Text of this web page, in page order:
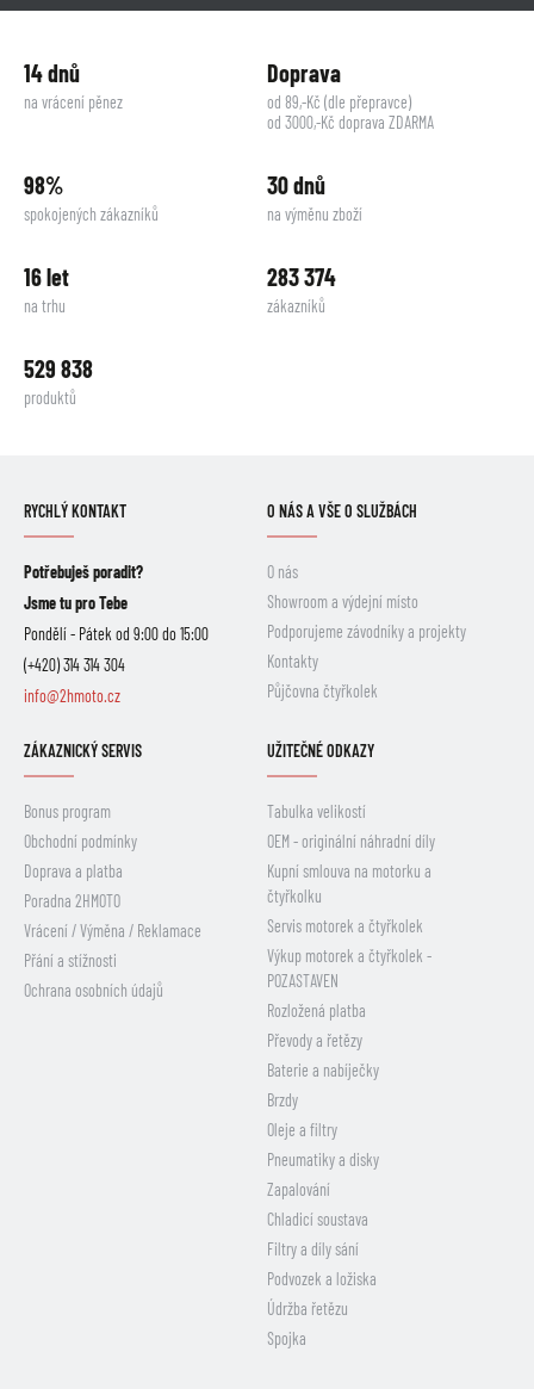
14 dnů
na vrácení pěnez
Doprava
od 89,-Kč (dle přepravce)
od 3000,-Kč doprava ZDARMA
98%
spokojených zákazníků
30 dnů
na výměnu zboží
16 let
na trhu
283 374
zákazníků
529 838
produktů
RYCHLÝ KONTAKT
Potřebuješ poradit?
Jsme tu pro Tebe
Pondělí - Pátek od 9:00 do 15:00
(+420) 314 314 304
info@2hmoto.cz
O NÁS A VŠE O SLUŽBÁCH
O nás
Showroom a výdejní místo
Podporujeme závodníky a projekty
Kontakty
Půjčovna čtyřkolek
ZÁKAZNICKÝ SERVIS
Bonus program
Obchodní podmínky
Doprava a platba
Poradna 2HMOTO
Vrácení / Výměna / Reklamace
Přání a stížnosti
Ochrana osobních údajů
UŽITEČNÉ ODKAZY
Tabulka velikostí
OEM - originální náhradní díly
Kupní smlouva na motorku a
čtyřkolku
Servis motorek a čtyřkolek
Výkup motorek a čtyřkolek -
POZASTAVEN
Rozložená platba
Převody a řetězy
Baterie a nabíječky
Brzdy
Oleje a filtry
Pneumatiky a disky
Zapalování
Chladicí soustava
Filtry a díly sání
Podvozek a ložiska
Údržba řetězu
Spojka